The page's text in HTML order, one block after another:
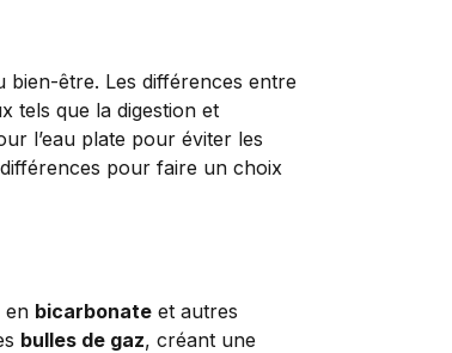
bien-être. Les différences entre
tels que la digestion et
l’eau plate pour éviter les
pour faire un choix
en bicarbonate et autres
bulles de gaz, créant une